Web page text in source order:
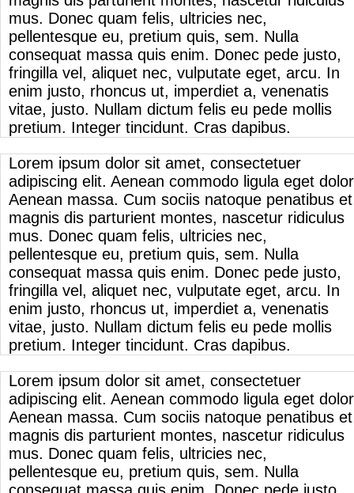
mus. Donec quam felis, ultricies nec,
pellentesque eu, pretium quis, sem. Nulla
consequat massa quis enim. Donec pede justo,
fringilla vel, aliquet nec, vulputate eget, arcu. In
enim justo, rhoncus ut, imperdiet a, venenatis
vitae, justo. Nullam dictum felis eu pede mollis
pretium. Integer tincidunt. Cras dapibus.
Lorem ipsum dolor sit amet, consectetuer
adipiscing elit. Aenean commodo ligula eget
Aenean massa. Cum sociis natoque penatibus et
magnis dis parturient montes, nascetur ridiculus
mus. Donec quam felis, ultricies nec,
pellentesque eu, pretium quis, sem. Nulla
consequat massa quis enim. Donec pede justo,
fringilla vel, aliquet nec, vulputate eget, arcu. In
enim justo, rhoncus ut, imperdiet a, venenatis
vitae, justo. Nullam dictum felis eu pede mollis
pretium. Integer tincidunt. Cras dapibus.
Lorem ipsum dolor sit amet, consectetuer
adipiscing elit. Aenean commodo ligula eget
Aenean massa. Cum sociis natoque penatibus et
magnis dis parturient montes, nascetur ridiculus
mus. Donec quam felis, ultricies nec,
pellentesque eu, pretium quis, sem. Nulla